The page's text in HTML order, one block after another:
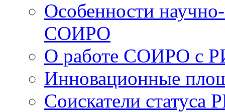
Особенности
СОИРО
О работе СОИРО с
Инновационные
Соискатели статуса